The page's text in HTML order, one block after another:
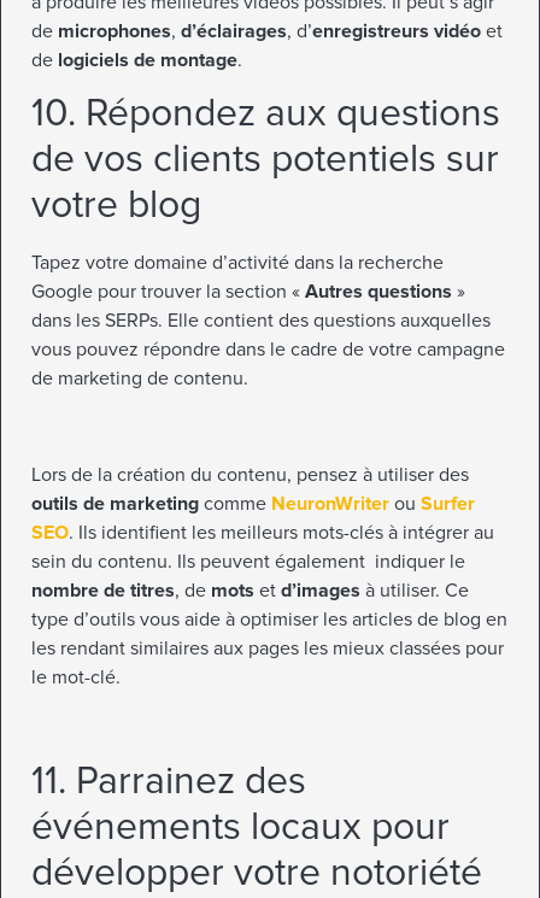
de microphones, d’éclairages, d’enregistreurs vidéo et
de logiciels de montage.
10. Répondez aux questions
de vos clients potentiels sur
votre blog
Tapez votre domaine d’activité dans la recherche
Google pour trouver la section « Autres questions »
dans les SERPs. Elle contient des questions auxquelles
vous pouvez répondre dans le cadre de votre campagne
de marketing de contenu.
Lors de la création du contenu, pensez à utiliser des
outils de marketing comme NeuronWriter ou Surfer
SEO. Ils identifient les meilleurs mots-clés à intégrer au
sein du contenu. Ils peuvent également indiquer le
nombre de titres, de mots et d’images à utiliser. Ce
type d’outils vous aide à optimiser les articles de blog en
les rendant similaires aux pages les mieux classées pour
le mot-clé.
11. Parrainez des
événements locaux pour
développer votre notoriété